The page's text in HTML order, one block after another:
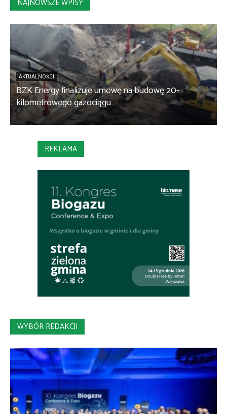
NAJNOWSZE WPISY
AKTUALNOŚCI
BZK Energy finalizuje umowę na budowę 20-
kilometrowego gazociągu
REKLAMA
WYBÓR REDAKCJI